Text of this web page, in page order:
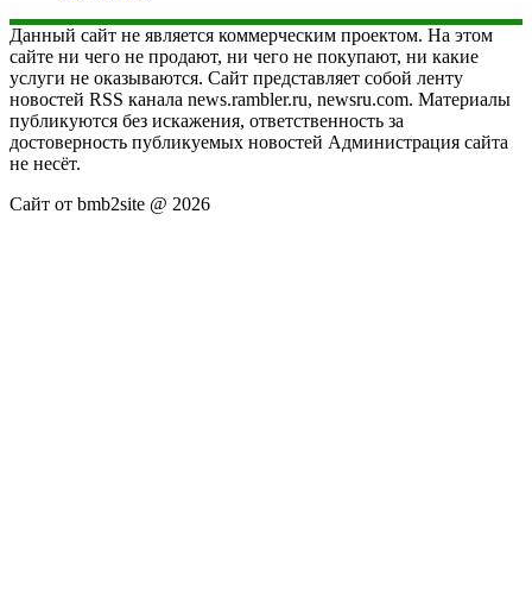
Данный сайт не является коммерческим проектом. На этом
сайте ни чего не продают, ни чего не покупают, ни какие
услуги не оказываются. Сайт представляет собой ленту
новостей RSS канала news.rambler.ru, newsru.com. Материалы
публикуются без искажения, ответственность за
достоверность публикуемых новостей Администрация сайта
не несёт.
Сайт от bmb2site @ 2026